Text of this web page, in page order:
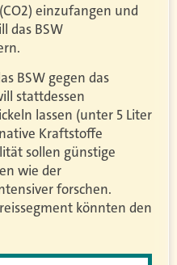
einzufangen und
das BSW
BSW gegen das
stattdessen
lassen (unter 5 Liter
Kraftstoffe
sollen günstige
wie der
forschen.
könnten den